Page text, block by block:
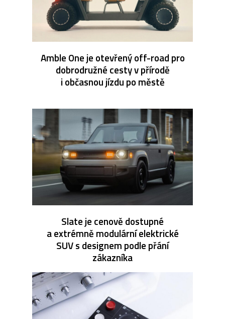
Amble One je otevřený off-road pro
dobrodružné cesty v přírodě
i občasnou jízdu po městě
Slate je cenově dostupné
a extrémně modulární elektrické
SUV s designem podle přání
zákazníka